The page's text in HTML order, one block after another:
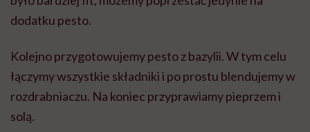
dodatku pesto.
Kolejno przygotowujemy pesto z bazylii. W tym celu
łączymy wszystkie składniki i po prostu blendujemy w
rozdrabniaczu. Na koniec przyprawiamy pieprzem i
solą.